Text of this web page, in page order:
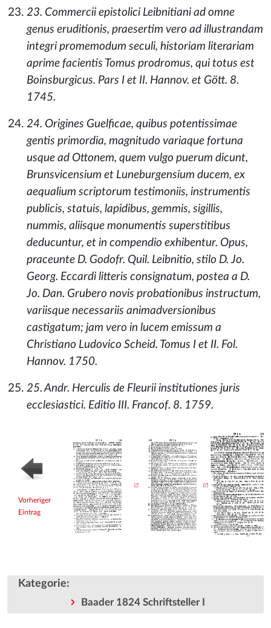
23. Commercii epistolici Leibnitiani ad omne
genus eruditionis, praesertim vero ad illustrandam
integri promemodum seculi, historiam literariam
aprime facientis Tomus prodromus, qui totus est
Boinsburgicus. Pars I et II. Hannov. et Gött. 8.
1745.
24. Origines Guelficae, quibus potentissimae
gentis primordia, magnitudo variaque fortuna
usque ad Ottonem, quem vulgo puerum dicunt,
Brunsvicensium et Luneburgensium ducem, ex
aequalium scriptorum testimoniis, instrumentis
publicis, statuis, lapidibus, gemmis, sigillis,
nummis, aliisque monumentis superstitibus
deducuntur, et in compendio exhibentur. Opus,
praceunte D. Godofr. Quil. Leibnitio, stilo D. Jo.
Georg. Eccardi litteris consignatum, postea a D.
Jo. Dan. Grubero novis probationibus instructum,
variisque necessariis animadversionibus
castigatum; jam vero in lucem emissum a
Christiano Ludovico Scheid. Tomus I et II. Fol.
Hannov. 1750.
25. Andr. Herculis de Fleurii institutiones juris
ecclesiastici. Editio III. Francof. 8. 1759.
Vorheriger
Eintrag
Kategorie:
Baader 1824 Schriftsteller I